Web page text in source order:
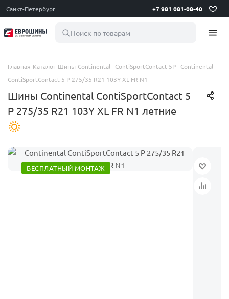
Санкт-Петербург +7 981 081-08-40
Поиск по товарам
Главная-Каталог-Шины-Continental -ContiSportContact 5P -Continental
ContiSportContact 5 P 275/35 R21 103Y XL FR N1
Шины Continental ContiSportContact 5
P 275/35 R21 103Y XL FR N1 летние
БЕСПЛАТНЫЙ МОНТАЖ